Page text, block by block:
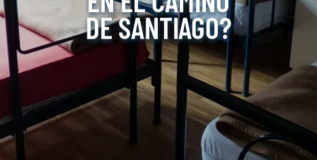
DE SANTIAGO?